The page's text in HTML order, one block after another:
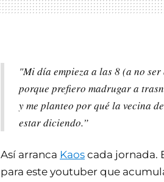
"Mi día empieza a las 8 (a no
porque prefiero madrugar a
y me planteo por qué la vecina
estar diciendo.”
Así arranca Kaos cada jornada.
para este youtuber que